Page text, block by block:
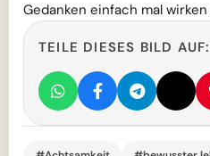
Gedanken einfach mal
TEILE DIESES BILD AUF: